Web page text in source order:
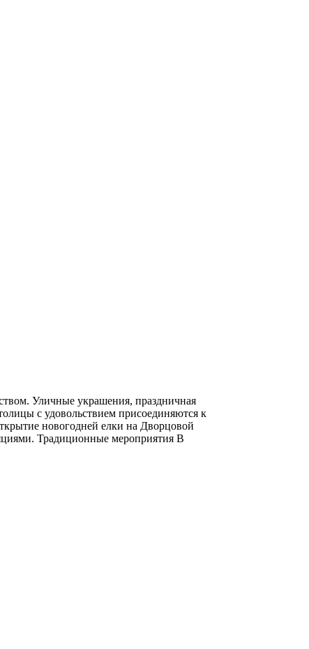
Уличные украшения, праздничная
с удовольствием присоединяются к
новогодней елки на Дворцовой
Традиционные мероприятия В